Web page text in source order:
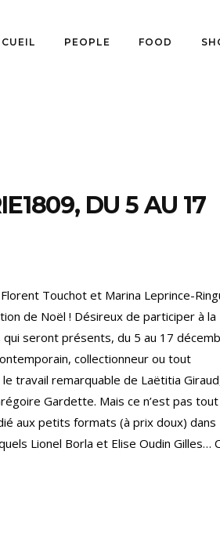
PEOPLE FOOD
DU 5 AU 17
Touchot et Marina Leprince-
de Noël ! Désireux de participer à la
qui seront présents, du 5 au 17
collectionneur ou tout
travail remarquable de Laëtitia
Gardette. Mais ce n’est pas tout
aux petits formats (à prix doux) dans
Lionel Borla et Elise Oudin Gilles…